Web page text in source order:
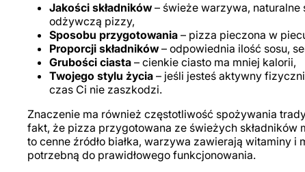
Jakości składników– świeże warzywa, naturalne
odżywczą pizzy,
Sposobu przygotowania – pizza pieczona w
Proporcji składników– odpowiednia ilość sosu,
Grubości ciasta – cienkie ciasto ma mniej kalorii,
Twojego stylu życia – jeśli jesteś aktywny
czas Ci nie zaszkodzi.
Znaczenie ma również częstotliwość spożywania
fakt, że pizza przygotowana ze świeżych
to cenne źródło białka, warzywa zawierają witaminy
potrzebną do prawidłowego funkcjonowania.